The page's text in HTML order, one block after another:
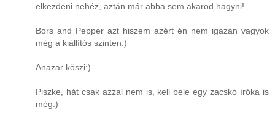
elkezdeni nehéz, aztán már abba sem akarod hagyni!
Bors and Pepper azt hiszem azért én nem igazán vagyok
még a kiállítós szinten:)
Anazar köszi:)
Piszke, hát csak azzal nem is, kell bele egy zacskó íróka is
még:)